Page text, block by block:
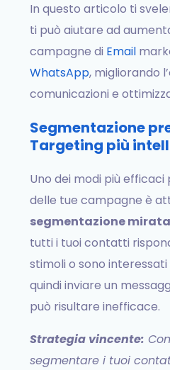
In questo articolo ti
ti può aiutare ad
campagne di Email
WhatsApp, migliorando
comunicazioni e
Segmentazione
Targeting più
Uno dei modi più efficaci
delle tue campagne è
segmentazione mirata
tutti i tuoi contatti
stimoli o sono
quindi inviare un
può risultare inefficace.
Strategia vincente:
segmentare i tuoi